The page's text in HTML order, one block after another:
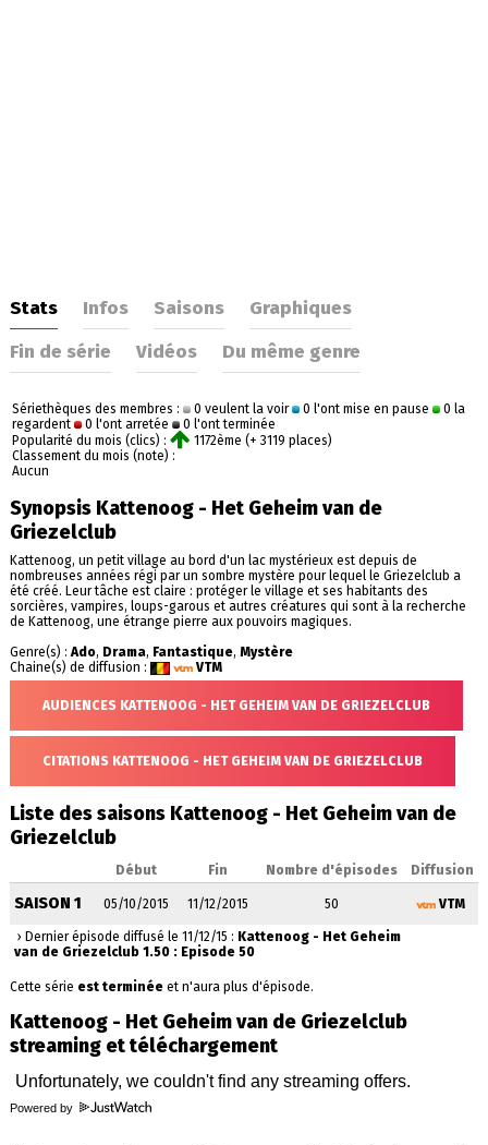
Stats Infos Saisons
Graphiques
Fin de série
Vidéos Du même genre
Sériethèques des membres : 0 veulent la voir 0 l'ont mise en pause
0 la
regardent
0 l'ont arretée
0 l'ont terminée
Popularité du mois (clics) :
1172ème (+ 3119 places)
Classement du mois (note) :
Aucun
Synopsis Kattenoog - Het Geheim van de
Griezelclub
Kattenoog, un petit village au bord d'un lac mystérieux est depuis de
nombreuses années régi par un sombre mystère pour lequel le Griezelclub a
été créé. Leur tâche est claire : protéger le village et ses habitants des
sorcières, vampires, loups-garous et autres créatures qui sont à la recherche
de Kattenoog, une étrange pierre aux pouvoirs magiques.
Genre(s) :Ado, Drama, Fantastique, Mystère
Chaine(s) de diffusion :
VTM
AUDIENCES KATTENOOG - HET GEHEIM VAN DE GRIEZELCLUB
CITATIONS KATTENOOG - HET GEHEIM VAN DE GRIEZELCLUB
Liste des saisons Kattenoog - Het Geheim van de
Griezelclub
Début Fin Nombre d'épisodes Diffusion
SAISON 1 05/10/2015 11/12/2015 50 VTM
› Dernier épisode diffusé le 11/12/15 : Kattenoog - Het Geheim
van de Griezelclub 1.50 : Episode 50
Cette série est terminéeet n'aura plus d'épisode.
Kattenoog - Het Geheim van de Griezelclub
streaming et téléchargement
Powered by